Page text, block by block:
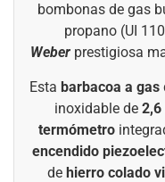
bombonas de gas
propano (UI
Weberprestigiosa
Esta barbacoa a gas
inoxidable de 2,6
termómetro
encendido
de hierro colado